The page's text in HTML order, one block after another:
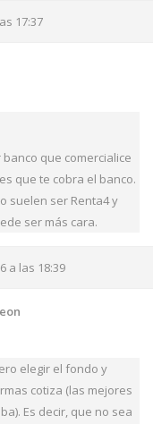
17:37
que comercialice
que te cobra el banco.
suelen ser Renta4 y
ser más cara.
a las 18:39
elegir el fondo y
cotiza (las mejores
Es decir, que no sea